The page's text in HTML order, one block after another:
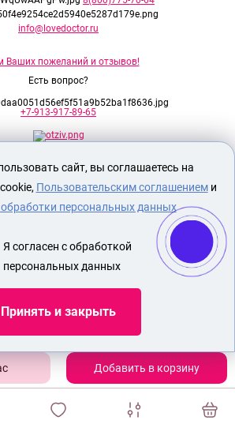
Добавить в корзину
info@lovedoctor.ru
Ваших пожеланий и отзывов!
Есть вопрос?
+7-913-917-89-65
шоп Доктор Любви предназначен
для лиц старше 18 лет!
имеет знак EAC
ЭРОТИЧЕСКОЕ БЕЛЬЕ
Показать еще
сайт, вы соглашаетесь на
Пользовательским соглашениеми
персональных данных
Я согласен с обработкой
персональных данных
Принять и закрыть